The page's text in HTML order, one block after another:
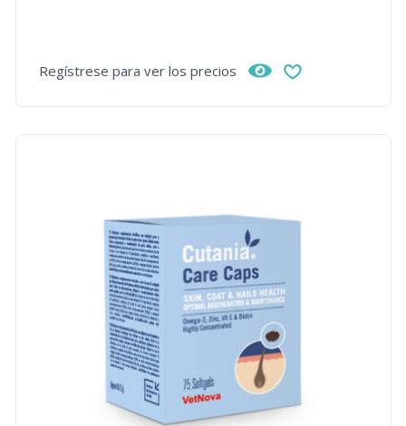
Regístrese para ver los precios